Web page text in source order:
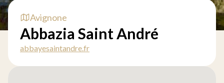
Avignone
Abbazia Saint André
abbayesaintandre.fr